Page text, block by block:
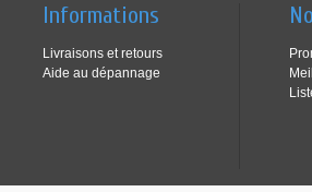
Informations
Livraisons et retours
Aide au dépannage